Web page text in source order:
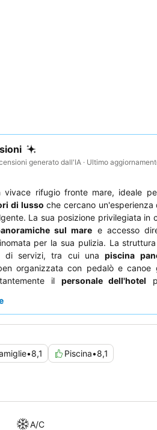
generato dall'IA · Ultimo
vivace rifugio fronte mare, ideale
di lusso che cercano un'esperienza
La sua posizione privilegiata in
sul mare e accesso
per la sua pulizia. La
di servizi, tra cui unapiscina
organizzata con pedalò e canoe
il personale dell'hotel
e la vasta selezione. Per
•8,1 Piscina•8,1
A/C